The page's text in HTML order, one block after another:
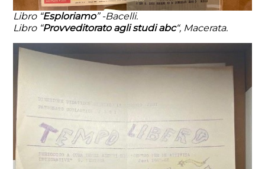
Libro “Esploriamo” -Bacelli.
Libro “Provveditorato agli studi abc“, Macerata.